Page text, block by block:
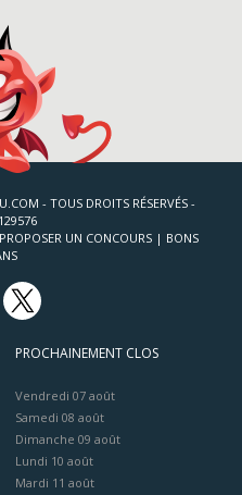
- TOUS DROITS RÉSERVÉS -
PROPOSER UN CONCOURS | BONS
PROCHAINEMENT CLOS
Vendredi 07 août
Samedi 08 août
Dimanche 09 août
Lundi 10 août
Mardi 11 août